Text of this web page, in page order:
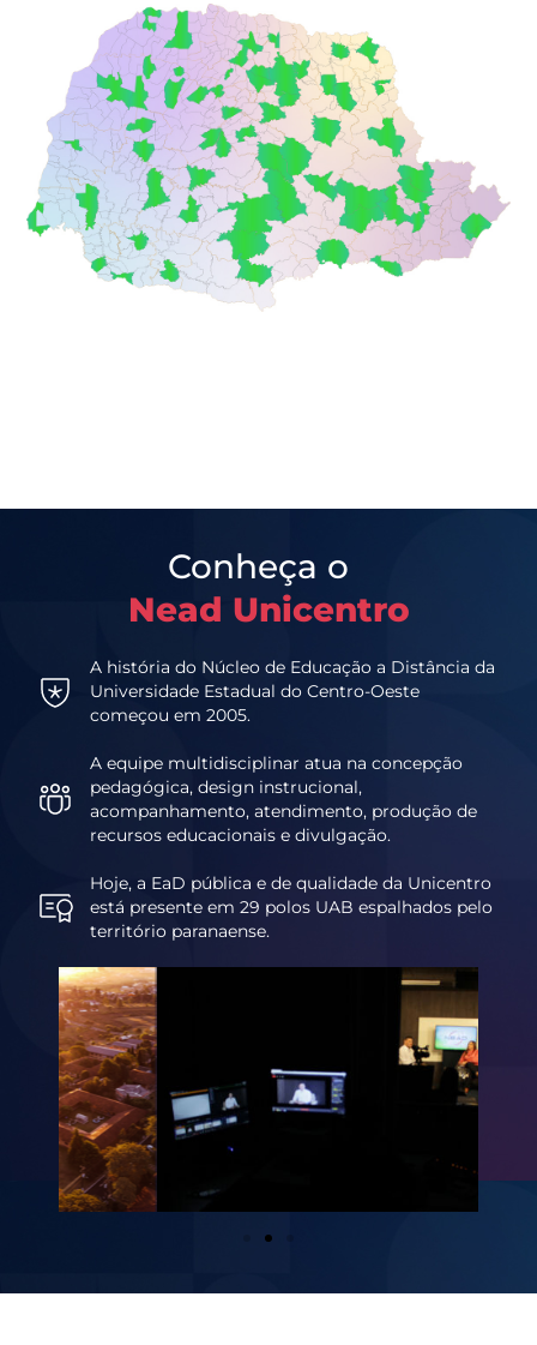
Conheça o
Nead Unicentro
A história do Núcleo de Educação a Distância da
Universidade Estadual do Centro-Oeste
começou em 2005.
A equipe multidisciplinar atua na concepção
pedagógica, design instrucional,
acompanhamento, atendimento, produção de
recursos educacionais e divulgação.
Hoje, a EaD pública e de qualidade da Unicentro
está presente em 29 polos UAB espalhados pelo
território paranaense.